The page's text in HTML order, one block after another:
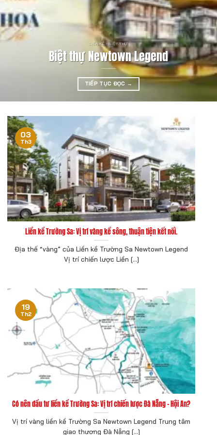
LIỀN KỀ - BIỆT THỰ
Biệt thự Newtown Legend
TIẾP TỤC ĐỌC →
Liền kề Trường Sa: Vị trí vàng kề sông, thuận tiện kết nối.
Địa thế “vàng” của Liền kề Trường Sa Newtown Legend
Vị trí chiến lược Liền [...]
03
Th3
Có nên đầu tư liền kề Trường Sa: Vị trí chiến lược Đà Nẵng – Hội An?
Vị trí vàng liền kề Trường Sa Newtown Legend Trung tâm
giao thương Đà Nẵng [...]
19
Th2